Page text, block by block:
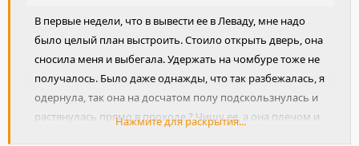
В первые недели, что в вывести ее в Леваду, мне надо
было целый план выстроить. Стоило открыть дверь, она
сносила меня и выбегала. Удержать на чомбуре тоже не
получалось. Было даже однажды, что так разбежалась, я
одернула, так она на досчатом полу подскользнулась и
растянулась прямо в проходе ? Чищу ее, а она плечом и
Нажмите для раскрытия...